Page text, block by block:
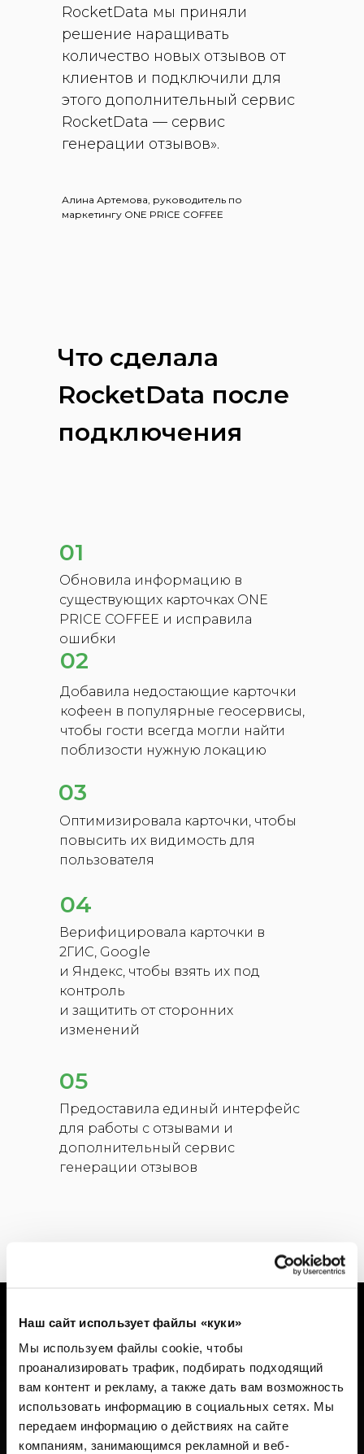
Наш сайт использует файлы «куки»
Мы используем файлы cookie, чтобы
проанализировать трафик, подбирать подходящий
вам контент и рекламу, а также дать вам возможность
использовать информацию в социальных сетях. Мы
передаем информацию о действиях на сайте
компаниям, занимающимся рекламной и веб-
RocketData мы приняли
решение наращивать
количество новых отзывов от
клиентов и подключили для
этого дополнительный сервис
RocketData — сервис
генерации отзывов».
Алина Артемова, руководитель по
маркетингу ONE PRICE COFFEE
Что сделала
RocketData после
подключения
Обновила информацию в
существующих карточках ONE
PRICE COFFEE и исправила
ошибки
01
Оптимизировала карточки, чтобы
повысить их видимость для
пользователя
03
Добавила недостающие карточки
кофеен в популярные геосервисы,
чтобы гости всегда могли найти
поблизости нужную локацию
02
Верифицировала карточки в
2ГИС, Google
и Яндекс, чтобы взять их под
контроль
и защитить от сторонних
изменений
04
Предоставила единый интерфейс
для работы с отзывами и
дополнительный сервис
генерации отзывов
05
Результаты
использования
RocketData